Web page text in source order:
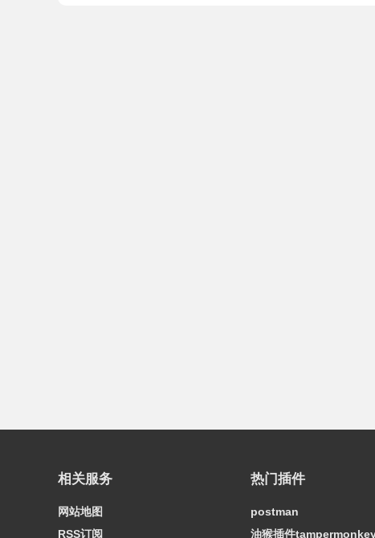
相关服务
网站地图
RSS订阅
热门插件
postman
油猴插件